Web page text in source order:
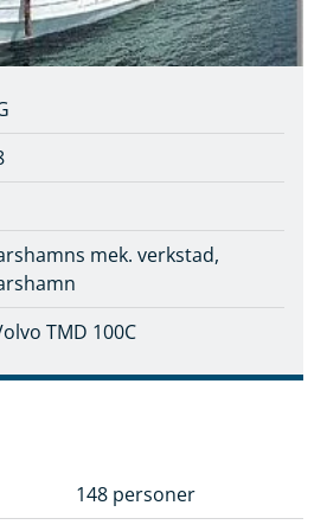
mek. verkstad,
TMD 100C
148 personer